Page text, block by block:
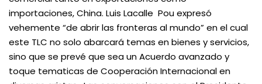
importaciones, China. Luis Lacalle Pou expresó
vehemente “de abrir las fronteras al mundo” en el cual
este TLC no solo abarcará temas en bienes y servicios,
sino que se prevé que sea un Acuerdo avanzado y
toque tematicas de Cooperación Internacional en